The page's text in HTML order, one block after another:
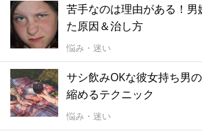
苦手なのは理由がある！男
た原因＆治し方
悩み・迷い
サシ飲みOKな彼女持ち男
縮めるテクニック
悩み・迷い